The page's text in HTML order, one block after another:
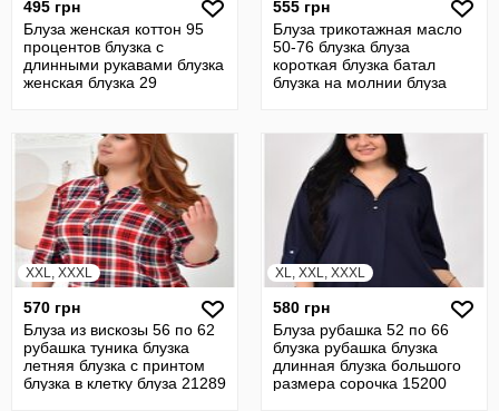
495 грн
Блуза женская коттон 95
процентов блузка с
длинными рукавами блузка
женская блузка 29
555 грн
Блуза трикотажная масло
50-76 блузка блуза
короткая блузка батал
блузка на молнии блуза
XXL, XXXL
570 грн
Блуза из вискозы 56 по 62
рубашка туника блузка
летняя блузка с принтом
блузка в клетку блуза 21289
XL, XXL, XXXL
580 грн
Блуза рубашка 52 по 66
блузка рубашка блузка
длинная блузка большого
размера сорочка 15200